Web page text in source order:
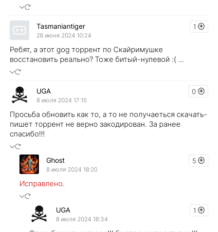
1
Tasmaniantiger
26 июня 2024 10:24
Ребят, а этот gog торрент по Скайримушке
восстановить реально? Тоже битый-нулевой :( ...
0
UGA
8 июля 2024 17:15
Просьба обновить как то, а то не получаеться скачать-
пишет торрент не верно закодирован. За ранее
спасибо!!!
5
Ghost
8 июля 2024 18:20
Исправлено.
1
UGA
8 июля 2024 18:34